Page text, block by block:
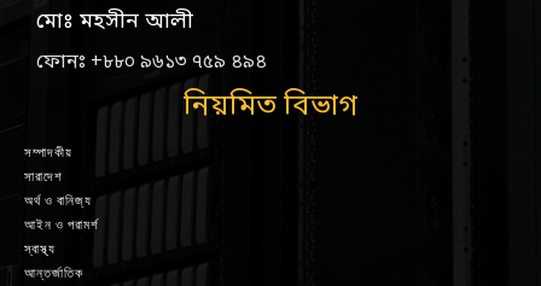
মোঃ মহসীন আলী
ফোনঃ +৮৮০ ৯৬১৩ ৭৫৯ ৪৯৪
নিয়মিত বিভাগ
সম্পাদকীয়
সারাদেশ
অর্থ ও বানিজ্য
আইন ও পরামর্শ
স্বাস্থ্য
আন্তর্জাতিক